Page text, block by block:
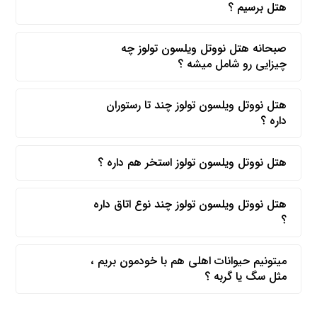
هتل برسیم ؟
صبحانه هتل نووتل ویلسون تولوز چه
چیزایی رو شامل میشه ؟
هتل نووتل ویلسون تولوز چند تا رستوران
داره ؟
هتل نووتل ویلسون تولوز استخر هم داره ؟
هتل نووتل ویلسون تولوز چند نوع اتاق داره
؟
میتونیم حیوانات اهلی هم با خودمون بریم ،
مثل سگ یا گربه ؟